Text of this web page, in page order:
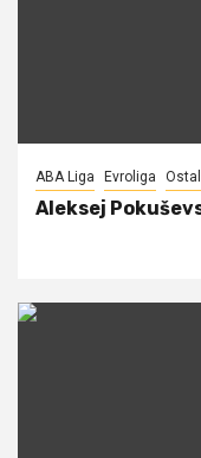
ABA Liga Evroliga
Aleksej